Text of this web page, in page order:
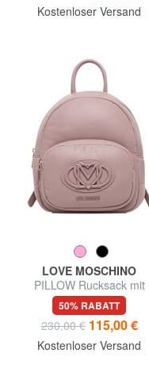
Kostenloser Versand
LOVE MOSCHINO
PILLOW Rucksack mit
Vordertasche
50% RABATT
230,00 € 115,00 €
Kostenloser Versand